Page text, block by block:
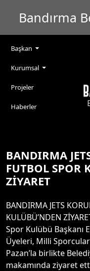
Bandırma
Başkan
Kurumsal
Projeler
Haberler
BANDIRMA
FUTBOL SPOR
ZİYARET
BANDIRMA JETS
KULÜBÜ’NDEN
Spor Kulübü Başkanı
Üyeleri, Milli
Pazan’la birlikte
makamında ziyaret